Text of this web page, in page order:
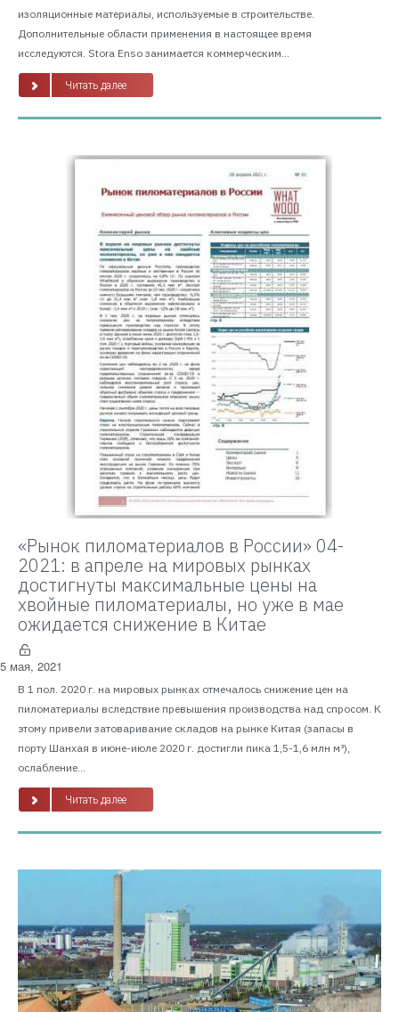
изоляционные материалы, используемые в строительстве.
Дополнительные области применения в настоящее время
исследуются. Stora Enso занимается коммерческим...
Читать далее
«Рынок пиломатериалов в России» 04-
2021: в апреле на мировых рынках
достигнуты максимальные цены на
хвойные пиломатериалы, но уже в мае
ожидается снижение в Китае
5 мая, 2021
В 1 пол. 2020 г. на мировых рынках отмечалось снижение цен на
пиломатериалы вследствие превышения производства над спросом. К
этому привели затоваривание складов на рынке Китая (запасы в
порту Шанхая в июне-июле 2020 г. достигли пика 1,5-1,6 млн м³),
ослабление...
Читать далее